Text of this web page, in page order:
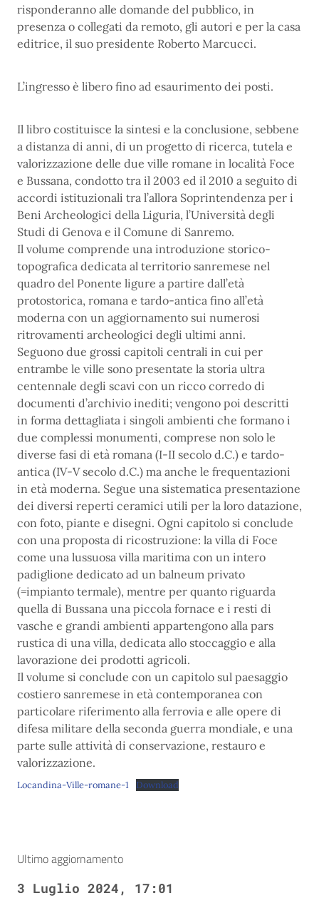
risponderanno alle domande del pubblico, in
presenza o collegati da remoto, gli autori e per la casa
editrice, il suo presidente Roberto Marcucci.
L’ingresso è libero fino ad esaurimento dei posti.
Il libro costituisce la sintesi e la conclusione, sebbene
a distanza di anni, di un progetto di ricerca, tutela e
valorizzazione delle due ville romane in località Foce
e Bussana, condotto tra il 2003 ed il 2010 a seguito di
accordi istituzionali tra l’allora Soprintendenza per i
Beni Archeologici della Liguria, l’Università degli
Studi di Genova e il Comune di Sanremo.
Il volume comprende una introduzione storico-
topografica dedicata al territorio sanremese nel
quadro del Ponente ligure a partire dall’età
protostorica, romana e tardo-antica fino all’età
moderna con un aggiornamento sui numerosi
ritrovamenti archeologici degli ultimi anni.
Seguono due grossi capitoli centrali in cui per
entrambe le ville sono presentate la storia ultra
centennale degli scavi con un ricco corredo di
documenti d’archivio inediti; vengono poi descritti
in forma dettagliata i singoli ambienti che formano i
due complessi monumenti, comprese non solo le
diverse fasi di età romana (I-II secolo d.C.) e tardo-
antica (IV-V secolo d.C.) ma anche le frequentazioni
in età moderna. Segue una sistematica presentazione
dei diversi reperti ceramici utili per la loro datazione,
con foto, piante e disegni. Ogni capitolo si conclude
con una proposta di ricostruzione: la villa di Foce
come una lussuosa villa maritima con un intero
padiglione dedicato ad un balneum privato
(=impianto termale), mentre per quanto riguarda
quella di Bussana una piccola fornace e i resti di
vasche e grandi ambienti appartengono alla pars
rustica di una villa, dedicata allo stoccaggio e alla
lavorazione dei prodotti agricoli.
Il volume si conclude con un capitolo sul paesaggio
costiero sanremese in età contemporanea con
particolare riferimento alla ferrovia e alle opere di
difesa militare della seconda guerra mondiale, e una
parte sulle attività di conservazione, restauro e
valorizzazione.
Locandina-Ville-romane-1 Download
Ultimo aggiornamento
3 Luglio 2024, 17:01